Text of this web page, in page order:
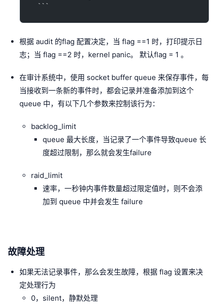
根据 audit 的flag 配置决定，当 flag ==1 时，打印提示日
志；当 flag ==2 时，kernel panic。 默认flag = 1 。
在审计系统中，使用 socket buffer queue 来保存事件，每
当接收到一条新的事件时，都会记录并准备添加到这个
queue 中，有以下几个参数来控制该行为：
backlog_limit
queue 最大长度，当记录了一个事件导致queue 长
度超过限制，那么就会发生failure
raid_limit
速率，一秒钟内事件数量超过限定值时，则不会添
加到 queue 中并会发生 failure
故障处理
如果无法记录事件，那么会发生故障，根据 flag 设置来决
定处理行为
0，silent，静默处理